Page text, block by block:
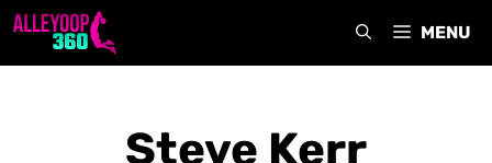
Aller
MENU
Steve Kerr